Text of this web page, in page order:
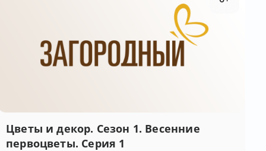
Цветы и декор. Сезон 1. Весенние
первоцветы. Серия 1